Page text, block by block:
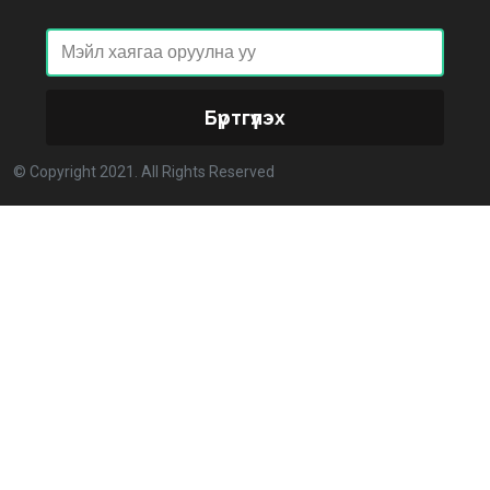
ХОРИОТОЙ!
Улстөрд хэн мөнгө төлдөг вэ буюу мөнгөний
мөрийг цахимаар мөшгих нь
2026-02-11 15:09:00
Бүртгүүлэх
© Copyright 2021. All Rights Reserved